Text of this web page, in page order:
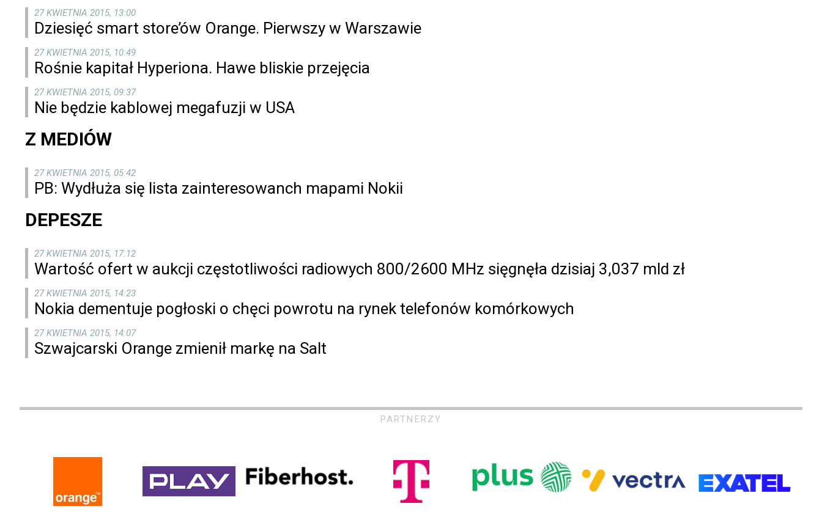
27 KWIETNIA 2015, 13:00
Dziesięć smart store’ów Orange. Pierwszy w Warszawie
27 KWIETNIA 2015, 10:49
Rośnie kapitał Hyperiona. Hawe bliskie przejęcia
27 KWIETNIA 2015, 09:37
Nie będzie kablowej megafuzji w USA
Z MEDIÓW
27 KWIETNIA 2015, 05:42
PB: Wydłuża się lista zainteresowanch mapami Nokii
DEPESZE
27 KWIETNIA 2015, 17:12
Wartość ofert w aukcji częstotliwości radiowych 800/2600 MHz sięgnęła dzisiaj 3,037 mld zł
27 KWIETNIA 2015, 14:23
Nokia dementuje pogłoski o chęci powrotu na rynek telefonów komórkowych
27 KWIETNIA 2015, 14:07
Szwajcarski Orange zmienił markę na Salt
PARTNERZY